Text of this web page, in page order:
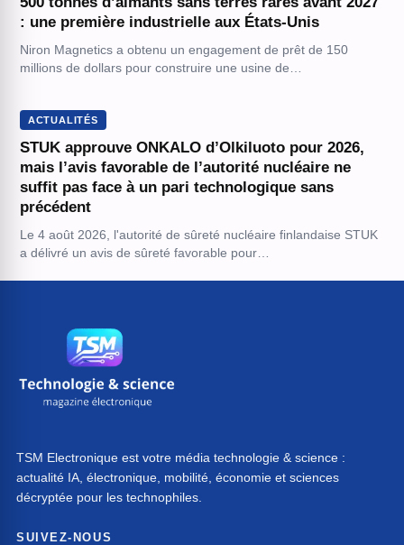
: une première industrielle aux États-Unis
Niron Magnetics a obtenu un engagement de prêt de 150
millions de dollars pour construire une usine de…
ACTUALITÉS
STUK approuve ONKALO d’Olkiluoto pour 2026,
mais l’avis favorable de l’autorité nucléaire ne
suffit pas face à un pari technologique sans
précédent
Le 4 août 2026, l'autorité de sûreté nucléaire finlandaise STUK
a délivré un avis de sûreté favorable pour…
TSM Electronique est votre média technologie & science :
actualité IA, électronique, mobilité, économie et sciences
décryptée pour les technophiles.
SUIVEZ-NOUS